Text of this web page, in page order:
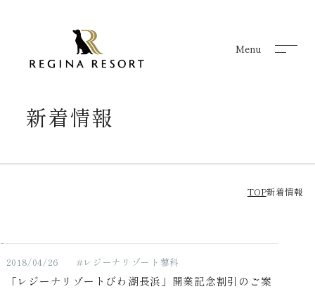
Menu
Menu
新着情報
TOP新着情報
2018/04/26 #レジーナリゾート蓼科
「レジーナリゾートびわ湖長浜」開業記念割引のご案